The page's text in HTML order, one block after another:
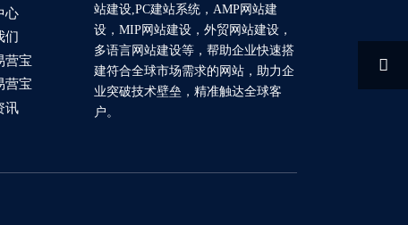
心
们
营宝
营宝
讯
站建设,PC建站系统，AMP网站建
设，MIP网站建设，外贸网站建设，
多语言网站建设等，帮助企业快速搭
建符合全球市场需求的网站，助力企
业突破技术壁垒，精准触达全球客
户。
